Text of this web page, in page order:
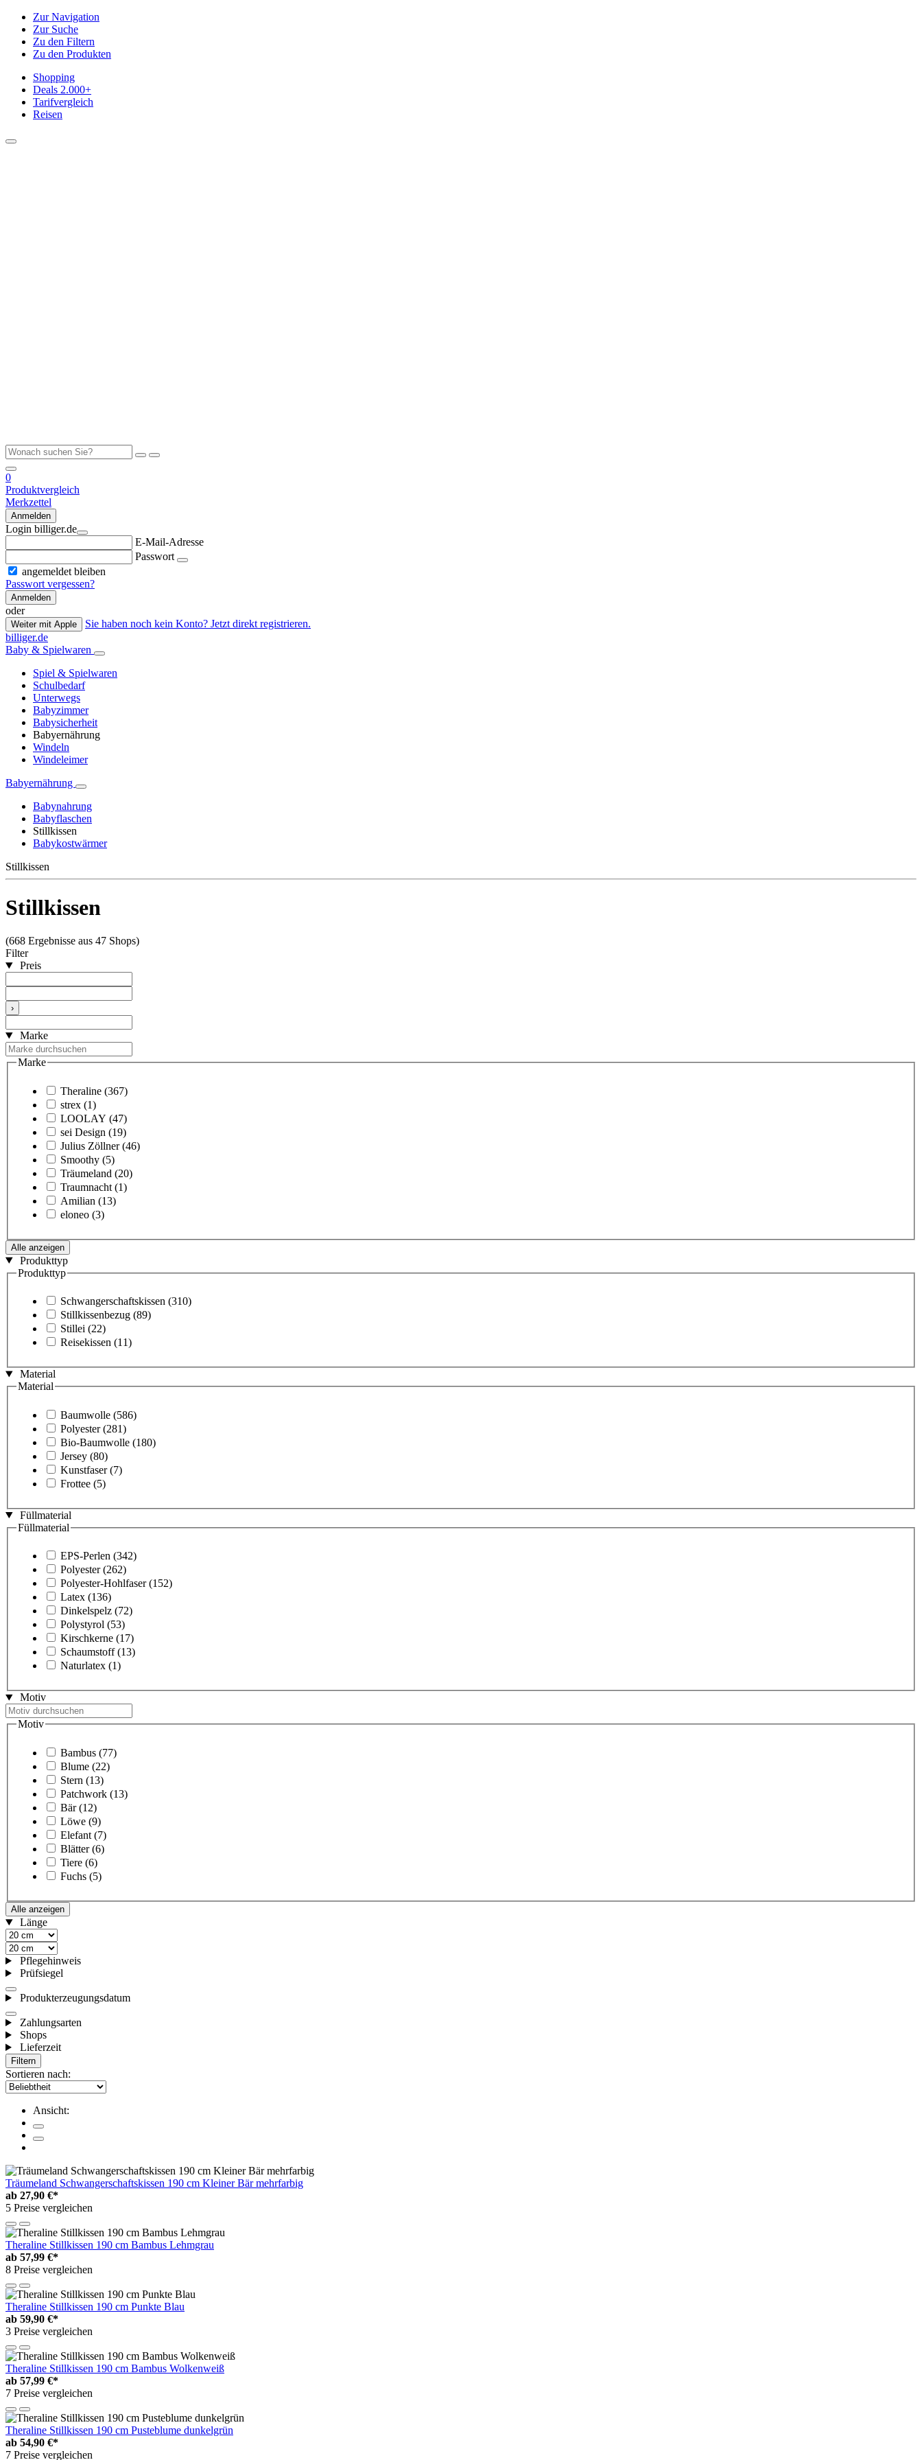
Zur Navigation
Zur Suche
Zu den Filtern
Zu den Produkten
Shopping
Deals 2.000+
Tarifvergleich
Reisen
0
Produktvergleich
Merkzettel
Anmelden
Login billiger.de
E-Mail-Adresse
Passwort
angemeldet bleiben
Passwort vergessen?
Anmelden
oder
Weiter mit Apple
Sie haben noch kein Konto? Jetzt direkt registrieren.
billiger.de
Baby & Spielwaren
Spiel & Spielwaren
Schulbedarf
Unterwegs
Babyzimmer
Babysicherheit
Babyernährung
Windeln
Windeleimer
Babyernährung
Babynahrung
Babyflaschen
Stillkissen
Babykostwärmer
Stillkissen
Stillkissen
(668 Ergebnisse aus 47 Shops)
Filter
Preis
›
Marke
Marke
Theraline (367)
strex (1)
LOOLAY (47)
sei Design (19)
Julius Zöllner (46)
Smoothy (5)
Träumeland (20)
Traumnacht (1)
Amilian (13)
eloneo (3)
Alle anzeigen
Produkttyp
Produkttyp
Schwangerschaftskissen (310)
Stillkissenbezug (89)
Stillei (22)
Reisekissen (11)
Material
Material
Baumwolle (586)
Polyester (281)
Bio-Baumwolle (180)
Jersey (80)
Kunstfaser (7)
Frottee (5)
Füllmaterial
Füllmaterial
EPS-Perlen (342)
Polyester (262)
Polyester-Hohlfaser (152)
Latex (136)
Dinkelspelz (72)
Polystyrol (53)
Kirschkerne (17)
Schaumstoff (13)
Naturlatex (1)
Motiv
Motiv
Bambus (77)
Blume (22)
Stern (13)
Patchwork (13)
Bär (12)
Löwe (9)
Elefant (7)
Blätter (6)
Tiere (6)
Fuchs (5)
Alle anzeigen
Länge
Pflegehinweis
Prüfsiegel
Produkterzeugungsdatum
Zahlungsarten
Shops
Lieferzeit
Filtern
Sortieren nach:
Ansicht:
Träumeland Schwangerschaftskissen 190 cm Kleiner Bär mehrfarbig
ab 27,90 €*
5 Preise vergleichen
Theraline Stillkissen 190 cm Bambus Lehmgrau
ab 57,99 €*
8 Preise vergleichen
Theraline Stillkissen 190 cm Punkte Blau
ab 59,90 €*
3 Preise vergleichen
Theraline Stillkissen 190 cm Bambus Wolkenweiß
ab 57,99 €*
7 Preise vergleichen
Theraline Stillkissen 190 cm Pusteblume dunkelgrün
ab 54,90 €*
7 Preise vergleichen